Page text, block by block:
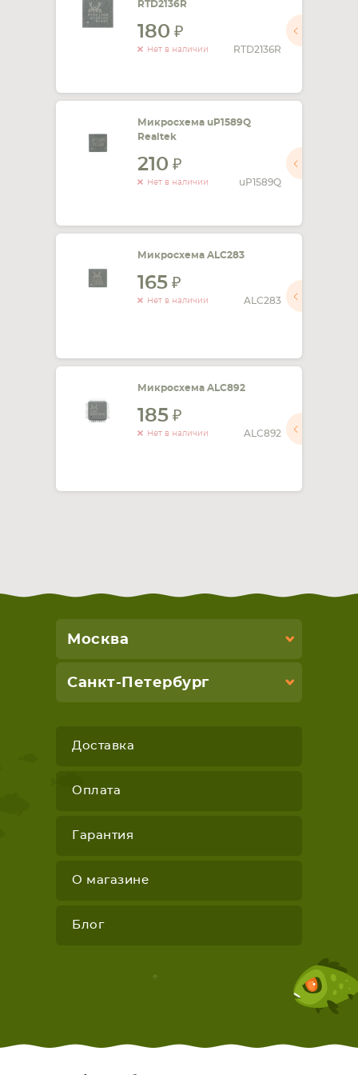
КОМПЛЕКТУЮЩИЕ
RTD2136R
180
Нет в наличии RTD2136R
Микросхема uP1589Q
Realtek
210
Нет в наличии uP1589Q
Микросхема ALC283
165
Нет в наличии ALC283
Микросхема ALC892
185
Нет в наличии ALC892
Москва
Санкт-Петербург
Доставка
Оплата
Гарантия
О магазине
Блог